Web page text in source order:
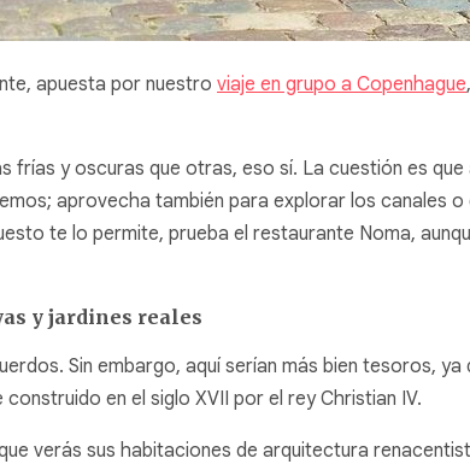
apuesta por nuestro viaje en grupo a Copenhague
frías y oscuras que otras, eso sí. La cuestión es
aprovecha también para explorar los canales
te lo permite, prueba el restaurante Noma,
y jardines reales
Sin embargo, aquí serían más bien tesoros,
construido en el siglo XVII por el rey Christian IV.
verás sus habitaciones de arquitectura